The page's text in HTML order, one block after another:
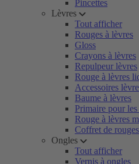
Pincettes
Lèvres
Tout afficher
Rouges à lèvres
Gloss
Crayons à lèvres
Repulpeur lèvres
Rouge à lèvres
Accessoires
Baume à lèvres
Primaire pour
Rouge à lèvres
Coffret de
Ongles
Tout afficher
Vernis à ongles